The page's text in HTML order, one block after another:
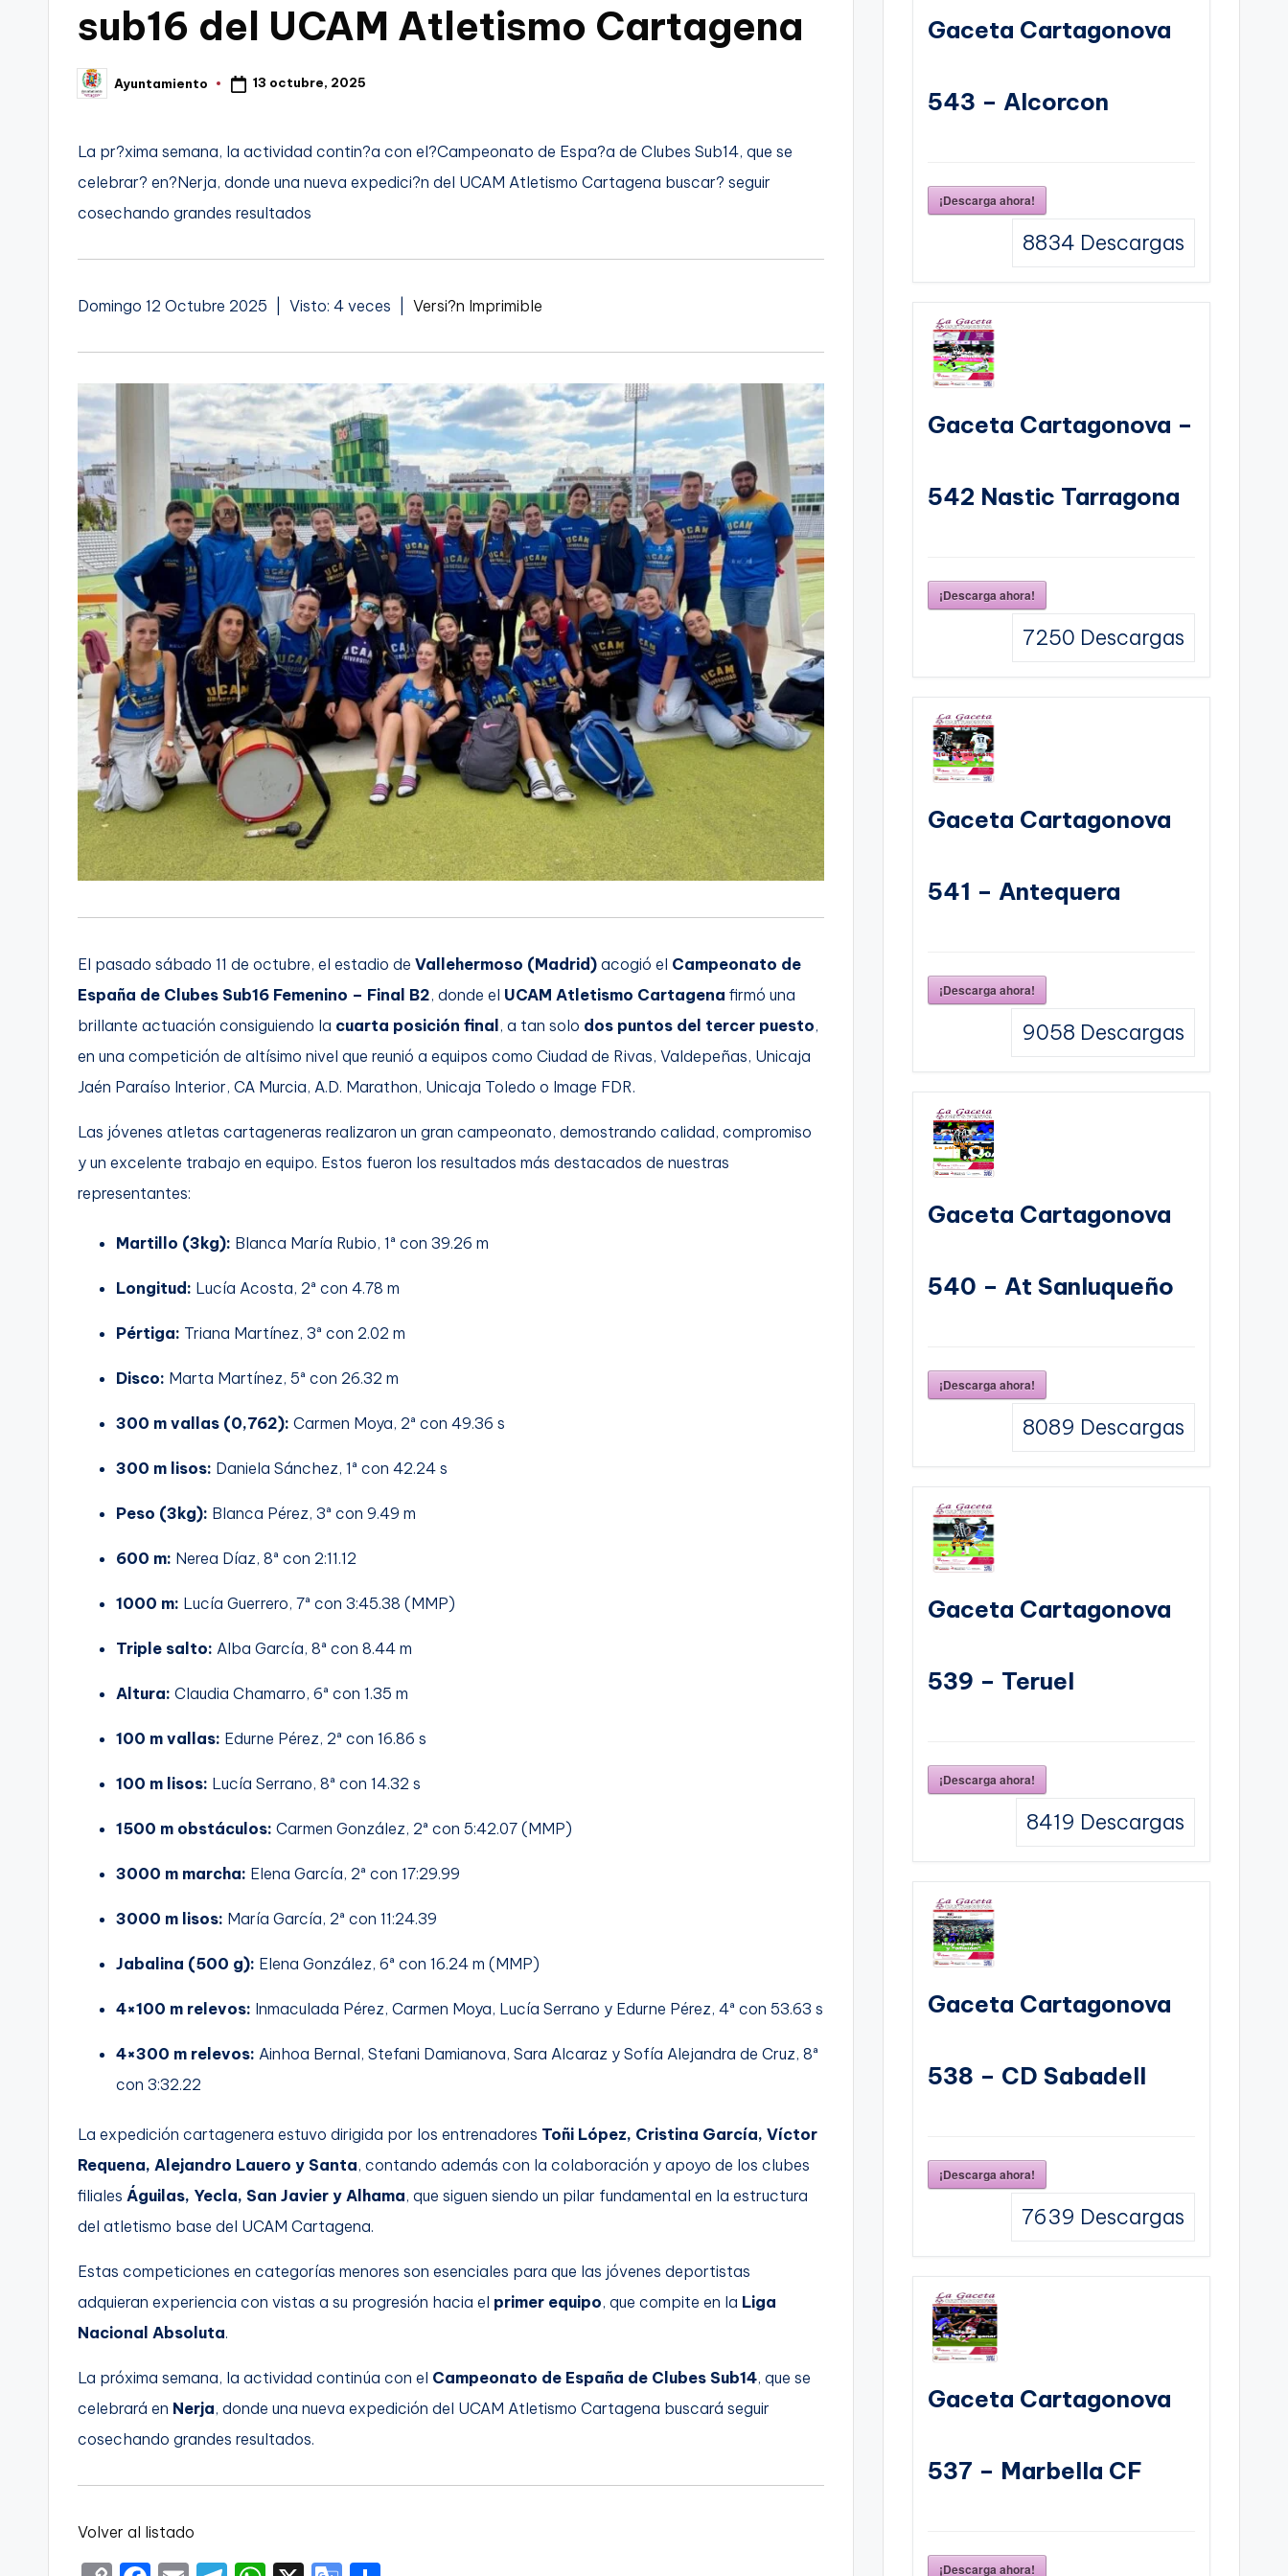
sub16 del UCAM Atletismo Cartagena
Publicado
por
Ayuntamiento 13 octubre, 2025
La pr?xima semana, la actividad contin?a con el?Campeonato de Espa?a de Clubes Sub14, que se
celebrar? en?Nerja, donde una nueva expedici?n del UCAM Atletismo Cartagena buscar? seguir
cosechando grandes resultados
Domingo 12 Octubre 2025 | Visto: 4 veces | Versi?n Imprimible
El pasado sábado 11 de octubre, el estadio de Vallehermoso (Madrid) acogió el Campeonato de
España de Clubes Sub16 Femenino – Final B2, donde el UCAM Atletismo Cartagena firmó una
brillante actuación consiguiendo la cuarta posición final , a tan solo dos puntos del tercer puesto,
en una competición de altísimo nivel que reunió a equipos como Ciudad de Rivas, Valdepeñas, Unicaja
Jaén Paraíso Interior, CA Murcia, A.D. Marathon, Unicaja Toledo o Image FDR.
Las jóvenes atletas cartageneras realizaron un gran campeonato, demostrando calidad, compromiso
y un excelente trabajo en equipo. Estos fueron los resultados más destacados de nuestras
representantes:
Martillo (3kg): Blanca María Rubio, 1ª con 39.26 m
Longitud: Lucía Acosta, 2ª con 4.78 m
Pértiga: Triana Martínez, 3ª con 2.02 m
Disco: Marta Martínez, 5ª con 26.32 m
300 m vallas (0,762): Carmen Moya, 2ª con 49.36 s
300 m lisos: Daniela Sánchez, 1ª con 42.24 s
Peso (3kg): Blanca Pérez, 3ª con 9.49 m
600 m: Nerea Díaz, 8ª con 2:11.12
1000 m: Lucía Guerrero, 7ª con 3:45.38 (MMP)
Triple salto: Alba García, 8ª con 8.44 m
Altura: Claudia Chamarro, 6ª con 1.35 m
100 m vallas: Edurne Pérez, 2ª con 16.86 s
100 m lisos: Lucía Serrano, 8ª con 14.32 s
1500 m obstáculos: Carmen González, 2ª con 5:42.07 (MMP)
3000 m marcha: Elena García, 2ª con 17:29.99
3000 m lisos: María García, 2ª con 11:24.39
Jabalina (500 g): Elena González, 6ª con 16.24 m (MMP)
4×100 m relevos: Inmaculada Pérez, Carmen Moya, Lucía Serrano y Edurne Pérez, 4ª con 53.63 s
4×300 m relevos: Ainhoa Bernal, Stefani Damianova, Sara Alcaraz y Sofía Alejandra de Cruz, 8ª
con 3:32.22
La expedición cartagenera estuvo dirigida por los entrenadores Toñi López, Cristina García, Víctor
Requena, Alejandro Lauero y Santa, contando además con la colaboración y apoyo de los clubes
filiales Águilas, Yecla, San Javier y Alhama, que siguen siendo un pilar fundamental en la estructura
del atletismo base del UCAM Cartagena.
Estas competiciones en categorías menores son esenciales para que las jóvenes deportistas
adquieran experiencia con vistas a su progresión hacia el primer equipo, que compite en la Liga
Nacional Absoluta.
La próxima semana, la actividad continúa con el Campeonato de España de Clubes Sub14, que se
celebrará en Nerja, donde una nueva expedición del UCAM Atletismo Cartagena buscará seguir
cosechando grandes resultados.
Volver al listado
Gaceta Cartagonova
543 – Alcorcon
¡Descarga ahora!
8834 Descargas
Gaceta Cartagonova –
542 Nastic Tarragona
¡Descarga ahora!
7250 Descargas
Gaceta Cartagonova
541 – Antequera
¡Descarga ahora!
9058 Descargas
Gaceta Cartagonova
540 – At Sanluqueño
¡Descarga ahora!
8089 Descargas
Gaceta Cartagonova
539 – Teruel
¡Descarga ahora!
8419 Descargas
Gaceta Cartagonova
538 – CD Sabadell
¡Descarga ahora!
7639 Descargas
Gaceta Cartagonova
537 – Marbella CF
¡Descarga ahora!